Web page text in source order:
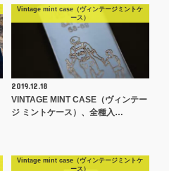
Vintage mint case（ヴィンテージミントケ
ース）
2019.12.18
VINTAGE MINT CASE（ヴィンテー
ジ ミントケース）、全種入…
Vintage mint case（ヴィンテージミントケ
ース）